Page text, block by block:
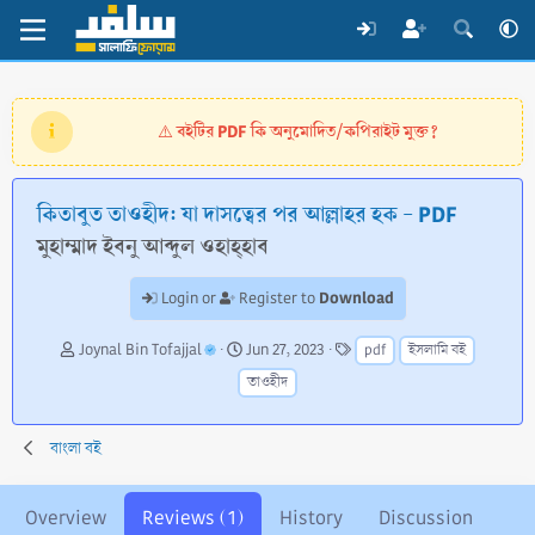
⚠️বইটির PDF কি অনুমোদিত/কপিরাইট মুক্ত?
কিতাবুত তাওহীদ: যা দাসত্বের পর আল্লাহর হক - PDF
মুহাম্মাদ ইবনু আব্দুল ওহাহ্হাব
Login or Register to Download
A
r
Joynal Bin Tofajjal
C
r
e
o
Jun 27, 2023
T
a
pdf
ইসলামি বই
তাওহীদ
বাংলা বই
Overview Reviews (1) History Discussion